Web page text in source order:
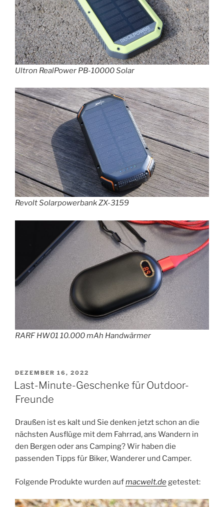
Ultron RealPower PB-10000 Solar
Revolt Solarpowerbank ZX-3159
RARF HW01 10.000 mAh Handwärmer
VERÖFFENTLICHT
AM
DEZEMBER 16, 2022
Last-Minute-Geschenke für Outdoor-
Freunde
Draußen ist es kalt und Sie denken jetzt schon an die
nächsten Ausflüge mit dem Fahrrad, ans Wandern in
den Bergen oder ans Camping? Wir haben die
passenden Tipps für Biker, Wanderer und Camper.
Folgende Produkte wurden aufmacwelt.degetestet: